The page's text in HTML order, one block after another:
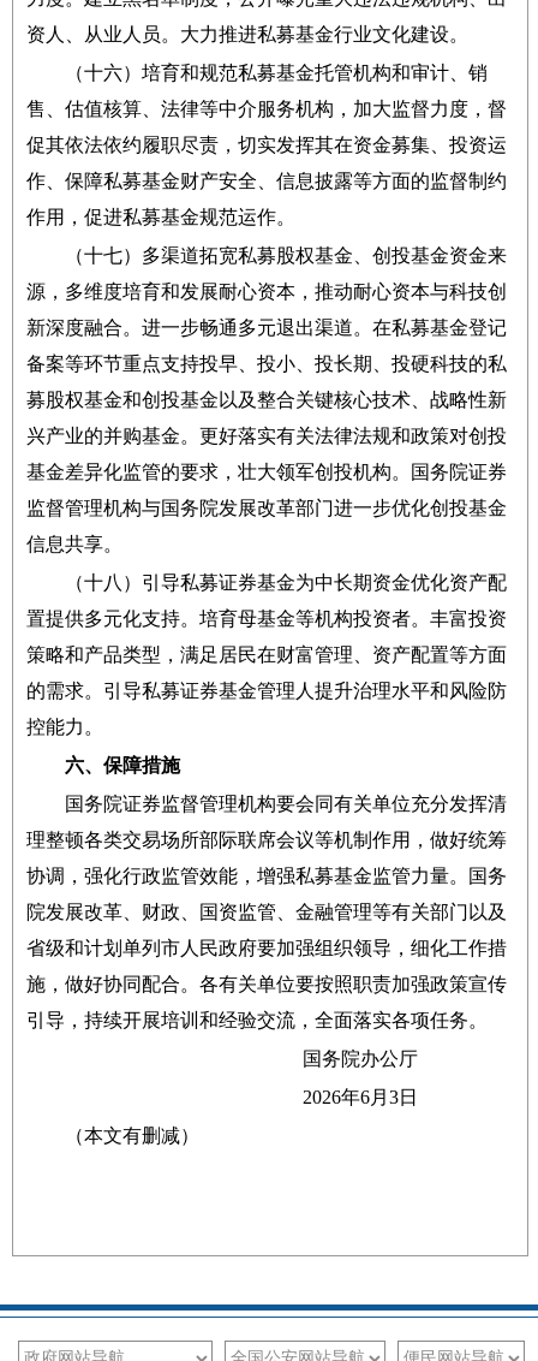
资人、从业人员。大力推进私募基金行业文化建设。
（十六）培育和规范私募基金托管机构和审计、销
售、估值核算、法律等中介服务机构，加大监督力度，督
促其依法依约履职尽责，切实发挥其在资金募集、投资运
作、保障私募基金财产安全、信息披露等方面的监督制约
作用，促进私募基金规范运作。
（十七）多渠道拓宽私募股权基金、创投基金资金来
源，多维度培育和发展耐心资本，推动耐心资本与科技创
新深度融合。进一步畅通多元退出渠道。在私募基金登记
备案等环节重点支持投早、投小、投长期、投硬科技的私
募股权基金和创投基金以及整合关键核心技术、战略性新
兴产业的并购基金。更好落实有关法律法规和政策对创投
基金差异化监管的要求，壮大领军创投机构。国务院证券
监督管理机构与国务院发展改革部门进一步优化创投基金
信息共享。
（十八）引导私募证券基金为中长期资金优化资产配
置提供多元化支持。培育母基金等机构投资者。丰富投资
策略和产品类型，满足居民在财富管理、资产配置等方面
的需求。引导私募证券基金管理人提升治理水平和风险防
控能力。
六、保障措施
国务院证券监督管理机构要会同有关单位充分发挥清
理整顿各类交易场所部际联席会议等机制作用，做好统筹
协调，强化行政监管效能，增强私募基金监管力量。国务
院发展改革、财政、国资监管、金融管理等有关部门以及
省级和计划单列市人民政府要加强组织领导，细化工作措
施，做好协同配合。各有关单位要按照职责加强政策宣传
引导，持续开展培训和经验交流，全面落实各项任务。
国务院办公厅
2026年6月3日
（本文有删减）